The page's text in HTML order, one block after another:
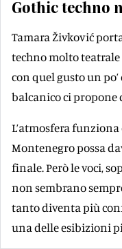
Gothic techno
Tamara Živković
techno molto
con quel gusto un
balcanico ci propone
L’atmosfera funziona
Montenegro possa
finale. Però le voci,
non sembrano
tanto diventa più
una delle esibizioni